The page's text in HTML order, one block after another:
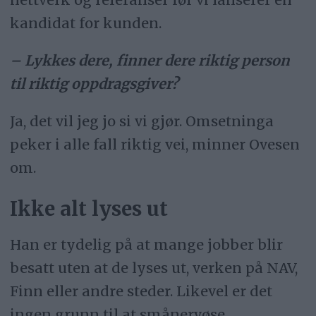
kandidat for kunden.
– Lykkes dere, finner dere riktig person
til riktig oppdragsgiver?
Ja, det vil jeg jo si vi gjør. Omsetninga
peker i alle fall riktig vei, minner Ovesen
om.
Ikke alt lyses ut
Han er tydelig på at mange jobber blir
besatt uten at de lyses ut, verken på NAV,
Finn eller andre steder. Likevel er det